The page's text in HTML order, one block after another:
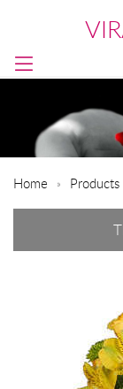
Home Products